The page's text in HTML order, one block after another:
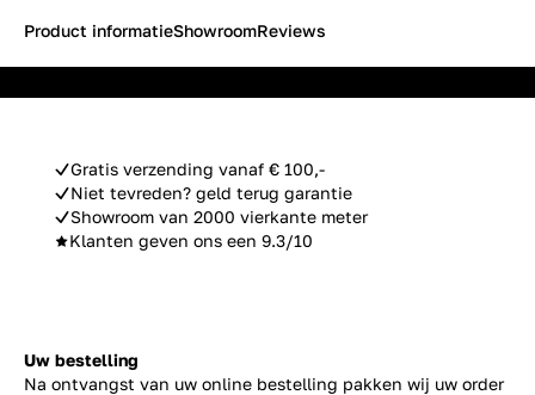
Gratis verzending vanaf € 100,-
Niet tevreden? geld terug garantie
Showroom van 2000 vierkante meter
Klanten geven ons een 9.3/10
Product informatieShowroomReviews
Uw bestelling
Na ontvangst van uw online bestelling pakken wij uw order